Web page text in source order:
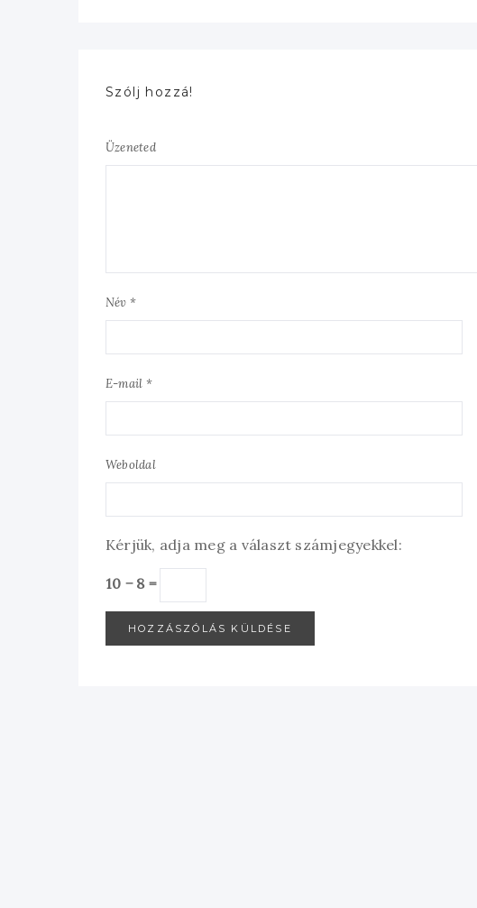
Szólj hozzá!
Üzeneted
Név *
E-mail *
Weboldal
Kérjük, adja meg a választ számjegyekkel:
10 − 8 =